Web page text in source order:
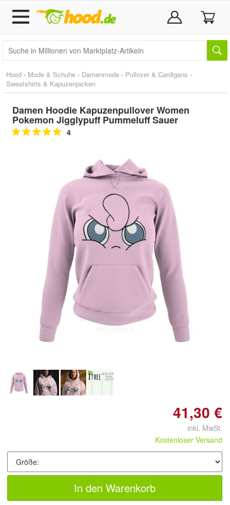
Hood › Mode & Schuhe › Damenmode › Pullover & Cardigans ›
Sweatshirts & Kapuzenjacken
Damen Hoodie Kapuzenpullover Women
Pokemon Jigglypuff Pummeluff Sauer
4
Doppelt antippen zum
vergrößern
41,30 €
inkl. MwSt.
Kostenloser Versand
In den Warenkorb